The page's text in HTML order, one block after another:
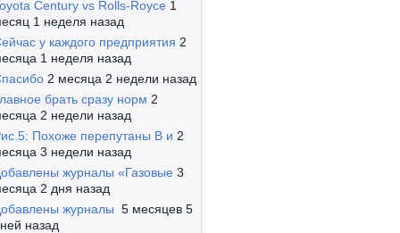
Century vs Rolls-Royce 1
1 неделя назад
у каждого предприятия 2
1 неделя назад
2 месяца 2 недели назад
брать сразу норм 2
2 недели назад
Похоже перепутаны B и 2
3 недели назад
журналы «Газовые 3
2 дня назад
журналы 5 месяцев 5
назад